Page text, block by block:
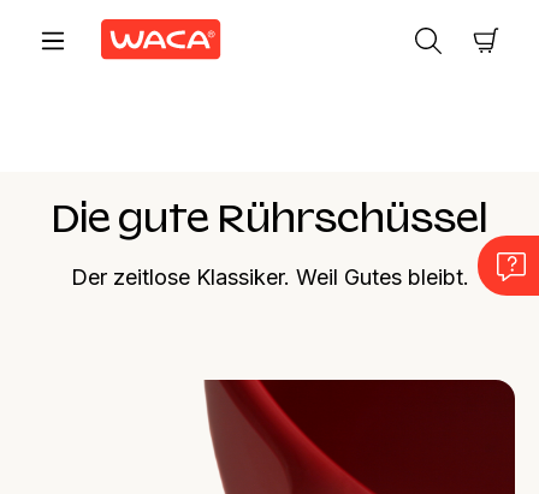
Zum Hauptinhalt springen
Die gute Rührschüssel
Der zeitlose Klassiker. Weil Gutes bleibt.